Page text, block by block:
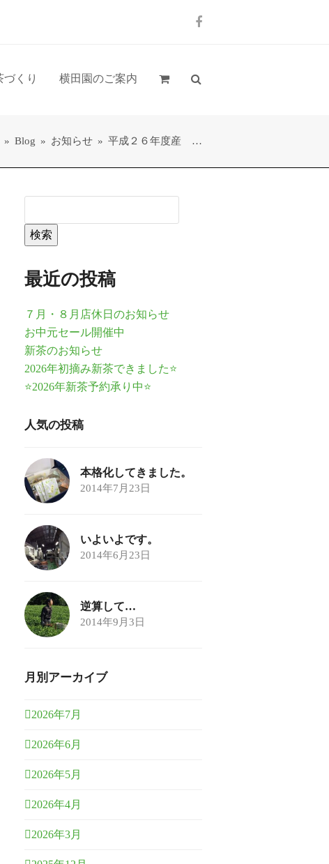
Facebook
くり 横田園のご案内
» Blog » お知らせ » 平成２６年度産 …
検索
最近の投稿
７月・８月店休日のお知らせ
お中元セール開催中
新茶のお知らせ
2026年初摘み新茶できました⭐
⭐2026年新茶予約承り中⭐
人気の投稿
本格化してきました。
2014年7月23日
いよいよです。
2014年6月23日
逆算して…
2014年9月3日
月別アーカイブ
2026年7月
2026年6月
2026年5月
2026年4月
2026年3月